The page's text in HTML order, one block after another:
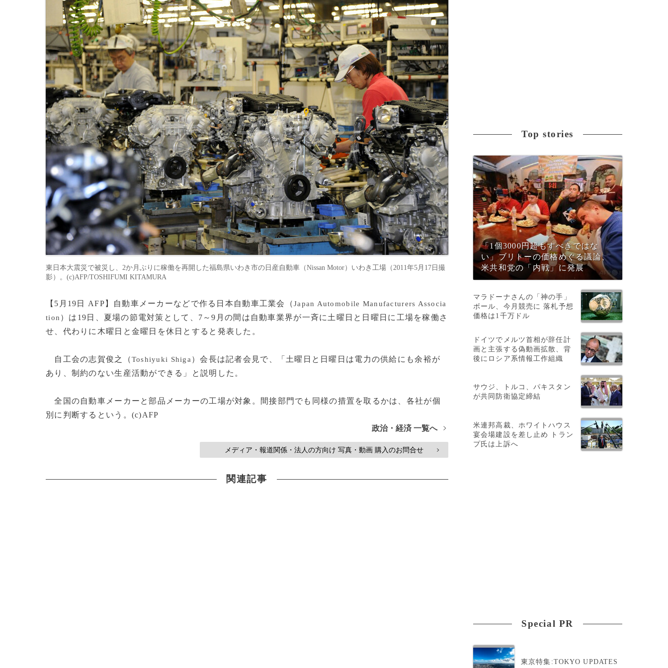
東日本大震災で被災し、2か月ぶりに稼働を再開した福島県いわき市の日産自動車（Nissan Motor）いわき工場（2011年5月17日撮
影）。(c)AFP/TOSHIFUMI KITAMURA
【5月19日 AFP】自動車メーカーなどで作る日本自動車工業会（Japan Automobile Manufacturers Associa
tion ）は19日、夏場の節電対策として、7～9月の間は自動車業界が一斉に土曜日と日曜日に工場を稼働さ
せ、代わりに木曜日と金曜日を休日とすると発表した。
自工会の志賀俊之（Toshiyuki Shiga ）会長は記者会見で、「土曜日と日曜日は電力の供給にも余裕が
あり、制約のない生産活動ができる」と説明した。
全国の自動車メーカーと部品メーカーの工場が対象。間接部門でも同様の措置を取るかは、各社が個
別に判断するという。(c)AFP
政治・経済 一覧へ
>
メディア・報道関係・法人の方向け 写真・動画 購入のお問合せ >
関連記事
Top stories
「1個3000円超もすべきではな
い」ブリトーの価格めぐる議論、
米共和党の「内戦」に発展
マラドーナさんの「神の手」
ボール、今月競売に 落札予想
価格は1千万ドル
ドイツでメルツ首相が辞任計
画と主張する偽動画拡散、背
後にロシア系情報工作組織
サウジ、トルコ、パキスタン
が共同防衛協定締結
米連邦高裁、ホワイトハウス
宴会場建設を差し止め トラン
プ氏は上訴へ
Special PR
東京特集:TOKYO UPDATES